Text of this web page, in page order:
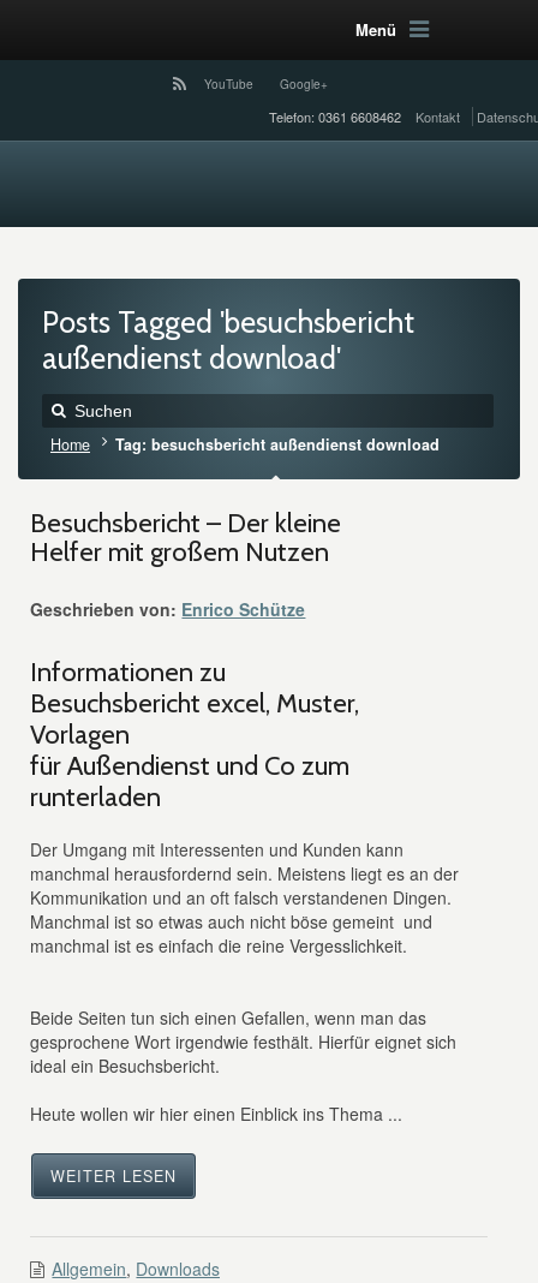
Menü
YouTube Google+
Telefon: 0361 6608462 Kontakt
Posts Tagged 'besuchsbericht
außendienst download'
Home Tag: besuchsbericht außendienst download
Besuchsbericht – Der kleine
Helfer mit großem Nutzen
Geschrieben von: Enrico Schütze
Informationen zu
Besuchsbericht excel, Muster,
Vorlagen
für Außendienst und Co zum
runterladen
Der Umgang mit Interessenten und Kunden kann
manchmal herausfordernd sein. Meistens liegt es an der
Kommunikation und an oft falsch verstandenen Dingen.
Manchmal ist so etwas auch nicht böse gemeint und
manchmal ist es einfach die reine Vergesslichkeit.
Beide Seiten tun sich einen Gefallen, wenn man das
gesprochene Wort irgendwie festhält. Hierfür eignet sich
ideal ein Besuchsbericht.
Heute wollen wir hier einen Einblick ins Thema ...
WEITER LESEN
Allgemein, Downloads